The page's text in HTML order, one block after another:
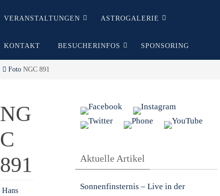
VERANSTALTUNGEN ASTROGALERIE
KONTAKT BESUCHERINFOS SPONSORING
Start
Foto NGC 891
NG
C
891
Hans
Aktuelle Artikel
Sonnenfinsternis – Live in der